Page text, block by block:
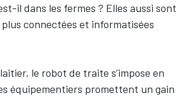
il dans les fermes ? Elles aussi sont
plus connectées et informatisées
le robot de traite s’impose en
équipementiers promettent un gain